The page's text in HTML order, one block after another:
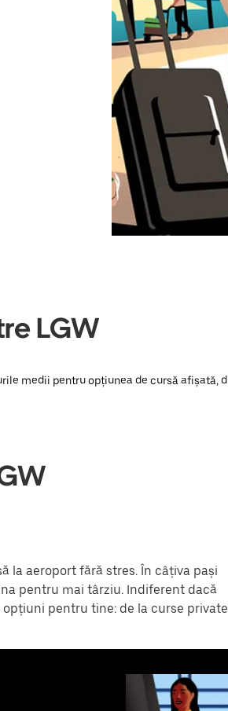
LGW
medii pentru opțiunea de cursă afișată,
la aeroport fără stres. În câțiva pași
pentru mai târziu. Indiferent dacă
pentru tine: de la curse